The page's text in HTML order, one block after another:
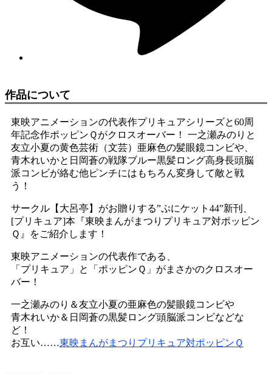
作品について
東映アニメーションの代表作プリキュアシリーズと60周
年記念作ポッピンＱがクロスオーバー！ 一之瀬みのりと
友立小夏の黄色芸術（文芸）亜麻色の髪眼鏡コンビや、
青木れいかと日岡蒼の戦隊ブルー黒髪ロング高身長頭脳
派コンビが絡む他ピンチにはもちろん変身して敵と戦
う！
サークル【大呂亭】がお贈りする”ぷにケット44”新刊、
[プリキュア]本『東映まんがまつりプリキュア対ポッピン
Ｑ』をご紹介します！
東映アニメーションの代表作である、
「プリキュア」と「ポッピンＱ」がまさかのクロスオー
バー！
一之瀬みのり＆友立小夏の亜麻色の髪眼鏡コンビや
青木れいか＆日岡蒼の黒髪ロング頭脳派コンビなどな
ど！
お互い……東映まんがまつりプリキュア対ポッピンＱ